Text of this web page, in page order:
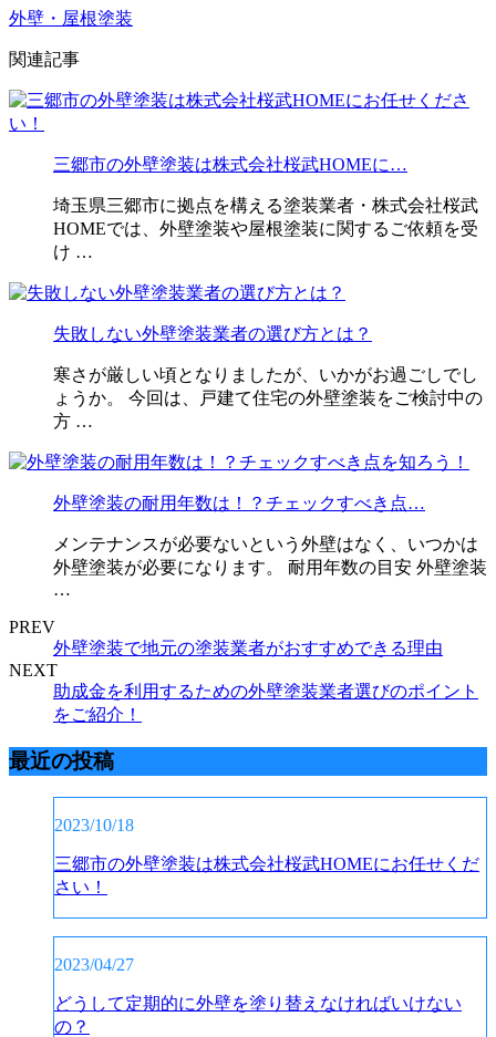
外壁・屋根塗装
関連記事
三郷市の外壁塗装は株式会社桜武HOMEに…
埼玉県三郷市に拠点を構える塗装業者・株式会社桜武
HOMEでは、外壁塗装や屋根塗装に関するご依頼を受
け …
失敗しない外壁塗装業者の選び方とは？
寒さが厳しい頃となりましたが、いかがお過ごしでし
ょうか。 今回は、戸建て住宅の外壁塗装をご検討中の
方 …
外壁塗装の耐用年数は！？チェックすべき点…
メンテナンスが必要ないという外壁はなく、いつかは
外壁塗装が必要になります。 耐用年数の目安 外壁塗装
…
PREV
外壁塗装で地元の塗装業者がおすすめできる理由
NEXT
助成金を利用するための外壁塗装業者選びのポイント
をご紹介！
最近の投稿
2023/10/18
三郷市の外壁塗装は株式会社桜武HOMEにお任せくだ
さい！
2023/04/27
どうして定期的に外壁を塗り替えなければいけない
の？